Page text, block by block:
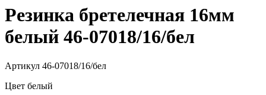
Резинка бретелечная 16мм
белый 46-07018/16/бел
Артикул 46-07018/16/бел
Цвет белый